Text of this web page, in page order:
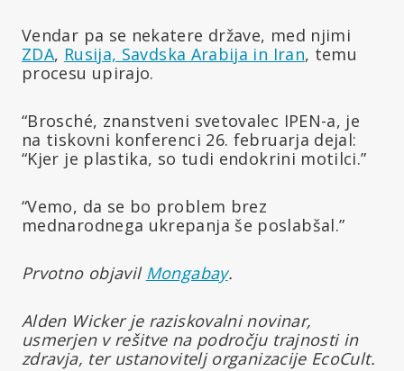
Vendar pa se nekatere države, med njimi
ZDA, Rusija, Savdska Arabija in Iran, temu
procesu upirajo.
“Brosché, znanstveni svetovalec IPEN-a, je
na tiskovni konferenci 26. februarja dejal:
“Kjer je plastika, so tudi endokrini motilci.”
“Vemo, da se bo problem brez
mednarodnega ukrepanja še poslabšal.”
Prvotno objavil Mongabay.
Alden Wicker je raziskovalni novinar,
usmerjen v rešitve na področju trajnosti in
zdravja, ter ustanovitelj organizacije EcoCult.